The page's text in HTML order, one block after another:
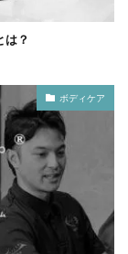
は？
ボディケア